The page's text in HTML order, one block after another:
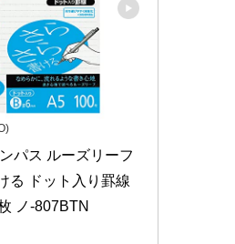
パス ルーズリーフ
る ドット入り罫線
ノ-807BTN